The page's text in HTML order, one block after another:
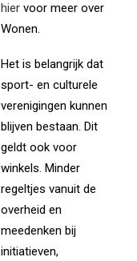
hier voor meer over
Wonen.
Het is belangrijk dat
sport- en culturele
verenigingen kunnen
blijven bestaan. Dit
geldt ook voor
winkels. Minder
regeltjes vanuit de
overheid en
meedenken bij
initiatieven,